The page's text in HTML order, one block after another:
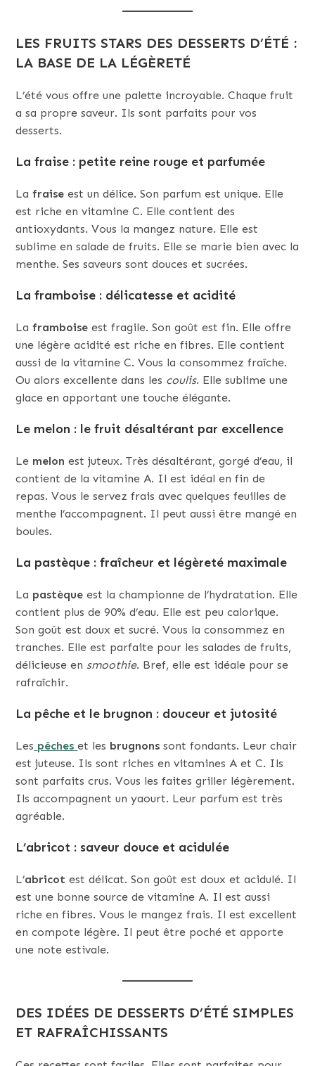
LES FRUITS STARS DES DESSERTS D’ÉTÉ :
LA BASE DE LA LÉGÈRETÉ
L’été vous offre une palette incroyable. Chaque fruit
a sa propre saveur. Ils sont parfaits pour vos
desserts.
La fraise : petite reine rouge et parfumée
Lafraise est un délice. Son parfum est unique. Elle
est riche en vitamine C. Elle contient des
antioxydants. Vous la mangez nature. Elle est
sublime en salade de fruits. Elle se marie bien avec la
menthe. Ses saveurs sont douces et sucrées.
La framboise : délicatesse et acidité
Laframboise est fragile. Son goût est fin. Elle offre
une légère acidité est riche en fibres. Elle contient
aussi de la vitamine C. Vous la consommez fraîche.
Ou alors excellente dans les coulis. Elle sublime une
glace en apportant une touche élégante.
Le melon : le fruit désaltérant par excellence
Le melon est juteux. Très désaltérant, gorgé d’eau, il
contient de la vitamine A. Il est idéal en fin de
repas. Vous le servez frais avec quelques feuilles de
menthe l’accompagnent. Il peut aussi être mangé en
boules.
La pastèque : fraîcheur et légèreté maximale
La pastèque est la championne de l’hydratation. Elle
contient plus de 90% d’eau. Elle est peu calorique.
Son goût est doux et sucré. Vous la consommez en
tranches. Elle est parfaite pour les salades de fruits,
délicieuse en smoothie. Bref, elle est idéale pour se
rafraîchir.
La pêche et le brugnon : douceur et jutosité
Les pêches et les brugnons sont fondants. Leur chair
est juteuse. Ils sont riches en vitamines A et C. Ils
sont parfaits crus. Vous les faites griller légèrement.
Ils accompagnent un yaourt. Leur parfum est très
agréable.
L’abricot : saveur douce et acidulée
L’abricot est délicat. Son goût est doux et acidulé. Il
est une bonne source de vitamine A. Il est aussi
riche en fibres. Vous le mangez frais. Il est excellent
en compote légère. Il peut être poché et apporte
une note estivale.
DES IDÉES DE DESSERTS D’ÉTÉ SIMPLES
ET RAFRAÎCHISSANTS